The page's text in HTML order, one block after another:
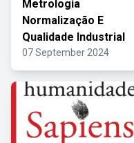
Metrologia
Normalização E
Qualidade Industrial
07 September 2024